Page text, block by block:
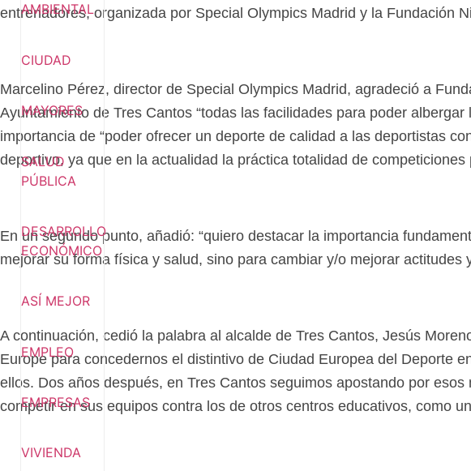
AMBIENTAL
CIUDAD
MAYORES
SALUD
PÚBLICA
DESARROLLO
ECONÓMICO
ASÍ MEJOR
EMPLEO
EMPRESAS
VIVIENDA
entrenadores, organizada por Special Olympics Madrid y la Fundación
Marcelino Pérez, director de Special Olympics Madrid, agradeció a
Ayuntamiento de Tres Cantos “todas las facilidades para poder
importancia de “poder ofrecer un deporte de calidad a las deportistas
deportivo, ya que en la actualidad la práctica totalidad de
En un segundo punto, añadió: “quiero destacar la importancia
mejorar su forma física y salud, sino para cambiar y/o mejorar actitudes
A continuación, cedió la palabra al alcalde de Tres Cantos, Jesús
Europe para concedernos el distintivo de Ciudad Europea del Deporte
ellos. Dos años después, en Tres Cantos seguimos apostando por
competir en sus equipos contra los de otros centros educativos, como